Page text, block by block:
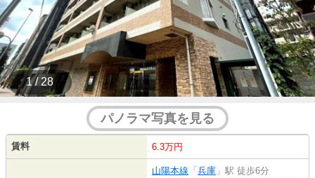
1 / 28
パノラマ写真を見る
賃料 6.3万円
山陽本線 「 兵庫 」駅 徒歩6分